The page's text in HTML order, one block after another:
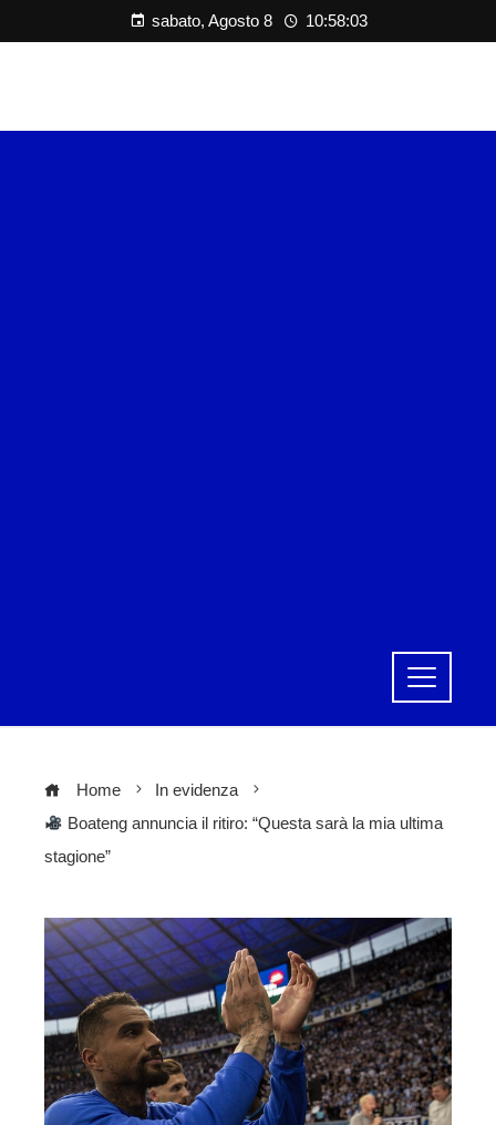
sabato, Agosto 8 10:58:03
Home
In evidenza
Boateng annuncia il ritiro: “Questa sarà la mia ultima
stagione”